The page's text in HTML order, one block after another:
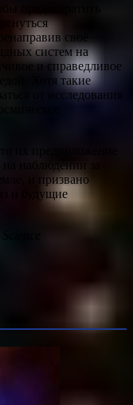
предотвратить
своё
систем на
и справедливое
Хотя такие
от исследования
их предположение
наблюдении за
и призвано
и будущие